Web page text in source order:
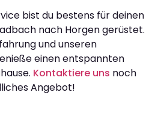
bist du bestens für deinen
nach Horgen gerüstet.
und unseren
einen entspannten
Kontaktiere uns noch
Angebot!